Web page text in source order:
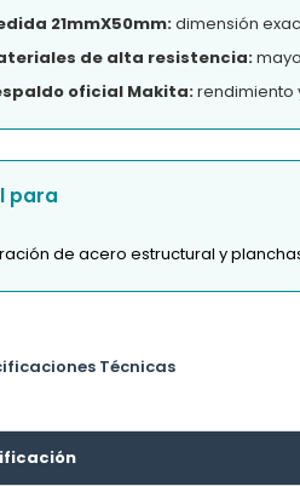
21mmX50mm:dimensión
de alta resistencia:
oficial Makita:rendimiento
para
de acero estructural y
Técnicas